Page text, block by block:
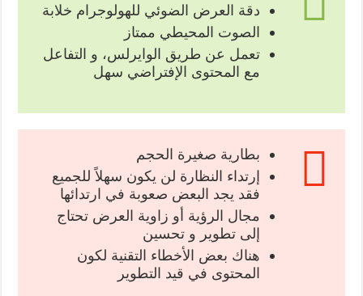
دقة العرض الضوئي للهولوجرام خلابة
الصوت المحيطي ممتاز
تعمل عن طريق الوايرلس، و التفاعل
مع المحتوى الإفتراضي سهل
بطارية صغيرة الحجم
إرتداء النظارة لن يكون سهلاً للجميع
فقد يجد البعض صعوبة في ارتدائها
مجال الرؤية أو زاوية العرض تحتاج
إلى تطوير و تحسين
هناك بعض الأخطاء التقنية لكون
المحتوى في قيد التطوير